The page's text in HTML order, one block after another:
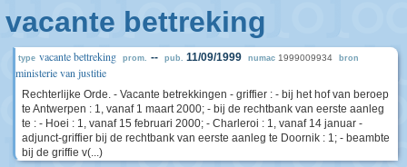
vacante bettreking
type vacante bettreking prom. -- pub. 11/09/1999 numac 1999009934 bron
ministerie van justitie
Rechterlijke Orde. - Vacante betrekkingen - griffier : - bij het hof van beroep
te Antwerpen : 1, vanaf 1 maart 2000; - bij de rechtbank van eerste aanleg
te : - Hoei : 1, vanaf 15 februari 2000; - Charleroi : 1, vanaf 14 januar -
adjunct-griffier bij de rechtbank van eerste aanleg te Doornik : 1; - beambte
bij de griffie v(...)